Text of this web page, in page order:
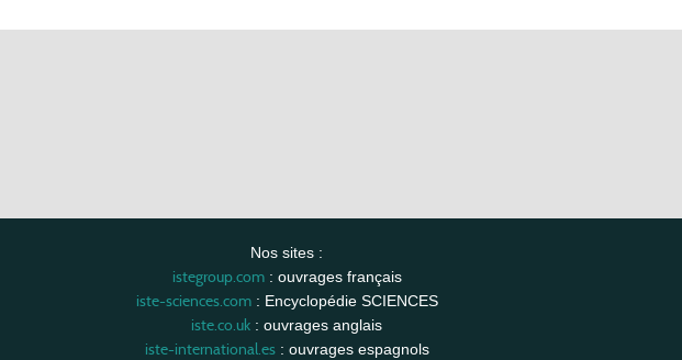
Nos sites :
istegroup.com: ouvrages français
iste-sciences.com: Encyclopédie SCIENCES
iste.co.uk : ouvrages anglais
iste-international.es: ouvrages espagnols